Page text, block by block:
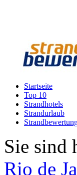
Startseite
Top 10
Strandhotels
Strandurlaub
Sie sind
Rio de